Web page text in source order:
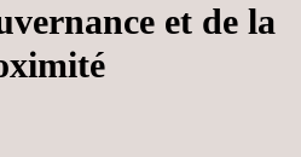
et de la